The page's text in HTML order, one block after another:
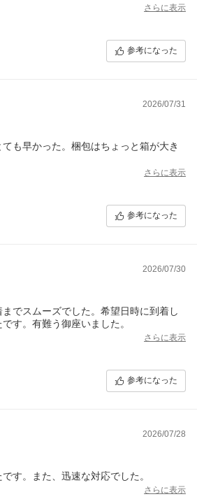
さらに表示
参考になった
2026/07/31
も早かった。梱包はちょっと箱が大き
さらに表示
参考になった
2026/07/30
でスムーズでした。希望日時に到着し
す。有難う御座いました。
さらに表示
参考になった
2026/07/28
す。また、迅速な対応でした。
さらに表示